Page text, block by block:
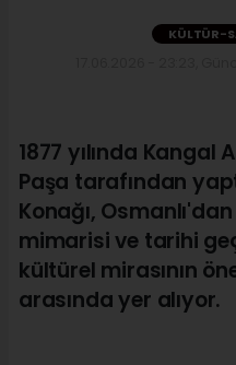
KÜLTÜR-
1877 yılında Kangal
Paşa tarafından
Konağı,
mimarisi ve tarihi
kültürel mirasının
arasında yer alıyor.